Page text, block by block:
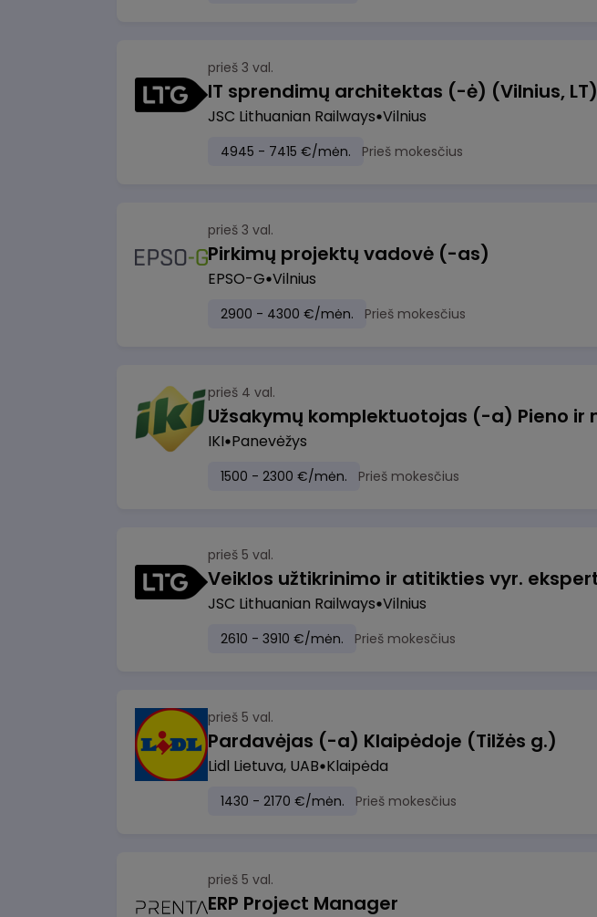
prieš 3 val.
IT sprendimų architektas (-ė) (Vilnius, LT)
JSC Lithuanian Railways Vilnius
4945 - 7415 €/mėn. Prieš mokesčius
prieš 3 val.
Pirkimų projektų vadovė (-as)
EPSO-G Vilnius
2900 - 4300 €/mėn. Prieš mokesčius
prieš 4 val.
IKI Panevėžys
1500 - 2300 €/mėn. Prieš mokesčius
prieš 5 val.
JSC Lithuanian Railways Vilnius
2610 - 3910 €/mėn. Prieš mokesčius
prieš 5 val.
Pardavėjas (-a) Klaipėdoje (Tilžės g.)
Lidl Lietuva, UAB Klaipėda
1430 - 2170 €/mėn. Prieš mokesčius
prieš 5 val.
ERP Project Manager